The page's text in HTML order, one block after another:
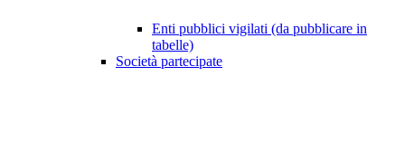
Enti pubblici vigilati (da pubblicare in
tabelle)
Società partecipate